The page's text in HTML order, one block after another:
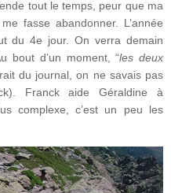
tout le temps, peur que ma
fasse abandonner. L’année
du 4e jour. On verra demain
bout d’un moment, “les deux
du journal, on ne savais pas
Franck aide Géraldine à
complexe, c’est un peu les